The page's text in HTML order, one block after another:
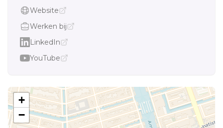
Website
Werken bij
LinkedIn
YouTube
+
−